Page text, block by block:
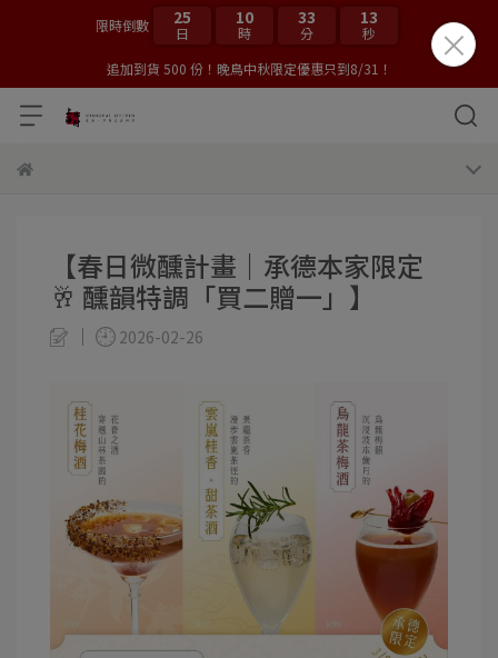
限時倒數 25
日
10
時
33
分
13
秒
追加到貨 500 份！晚鳥中秋限定優惠只到8/31！
【春日微醺計畫｜承德本家限定
🥂 醺韻特調「買二贈一」】
2026-02-26